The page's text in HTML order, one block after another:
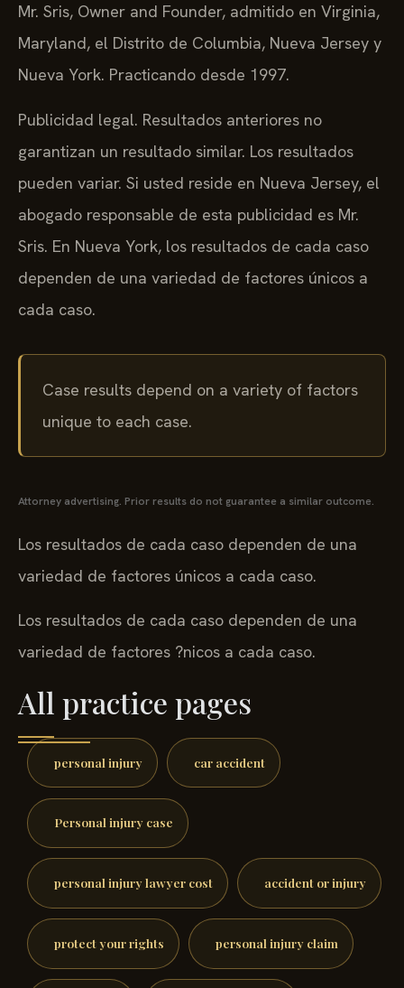
Mr. Sris, Owner and Founder, admitido en Virginia,
Maryland, el Distrito de Columbia, Nueva Jersey y
Nueva York. Practicando desde 1997.
Publicidad legal. Resultados anteriores no
garantizan un resultado similar. Los resultados
pueden variar. Si usted reside en Nueva Jersey, el
abogado responsable de esta publicidad es Mr.
Sris. En Nueva York, los resultados de cada caso
dependen de una variedad de factores únicos a
cada caso.
Case results depend on a variety of factors
unique to each case.
Attorney advertising. Prior results do not guarantee a similar outcome.
Los resultados de cada caso dependen de una
variedad de factores únicos a cada caso.
Los resultados de cada caso dependen de una
variedad de factores ?nicos a cada caso.
All practice pages
personal injury car accident
Personal injury case
personal injury lawyer cost accident or injury
protect your rights personal injury claim